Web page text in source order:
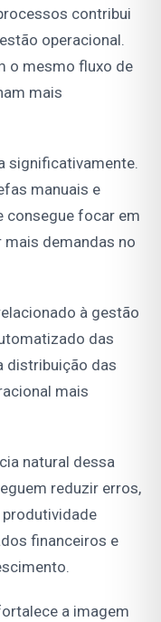
contribui
operacional.
o mesmo fluxo de
mais
significativamente.
manuais e
consegue focar em
demandas no
à gestão
das
distribuição das
mais
natural dessa
reduzir erros,
financeiros e
a imagem